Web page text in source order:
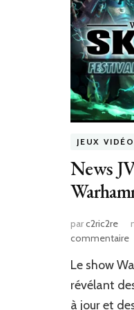
JEUX VIDÉO
News
parc2ric2re
commentairesur
:
Le show
révélant
à jour et